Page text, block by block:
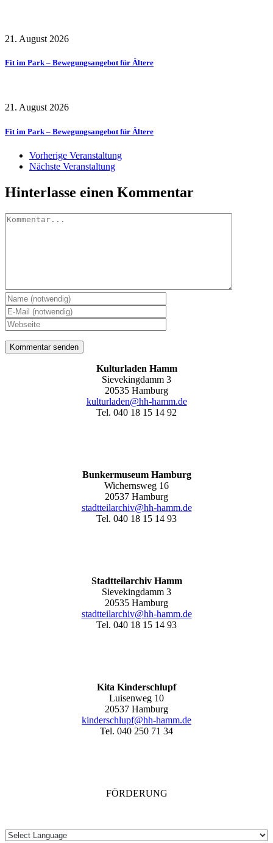
21. August 2026
Fit im Park – Bewegungsangebot für Ältere
21. August 2026
Fit im Park – Bewegungsangebot für Ältere
Vorherige Veranstaltung
Nächste Veranstaltung
Hinterlasse einen Kommentar
Kommentar
Kulturladen Hamm
Sievekingdamm 3
20535 Hamburg
kulturladen@hh-hamm.de
Tel. 040 18 15 14 92
Bunkermuseum Hamburg
Wichernsweg 16
20537 Hamburg
stadtteilarchiv@hh-hamm.de
Tel. 040 18 15 14 93
Stadtteilarchiv Hamm
Sievekingdamm 3
20535 Hamburg
stadtteilarchiv@hh-hamm.de
Tel. 040 18 15 14 93
Kita Kinderschlupf
Luisenweg 10
20537 Hamburg
kinderschlupf@hh-hamm.de
Tel. 040 250 71 34
FÖRDERUNG